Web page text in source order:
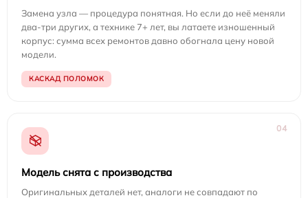
Замена узла — процедура понятная. Но если до неё меняли
два-три других, а технике 7+ лет, вы латаете изношенный
корпус: сумма всех ремонтов давно обогнала цену новой
модели.
КАСКАД ПОЛОМОК
04
Модель снята с производства
Оригинальных деталей нет, аналоги не совпадают по